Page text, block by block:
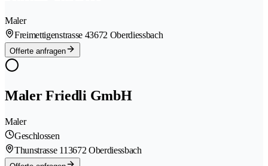
Maler
Freimettigenstrasse 43672 Oberdiessbach
Offerte anfragen
Maler Friedli GmbH
Maler
Geschlossen
Thunstrasse 113672 Oberdiessbach